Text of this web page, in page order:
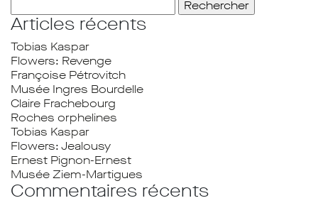
Articles récents
Tobias Kaspar
Flowers: Revenge
Françoise Pétrovitch
Musée Ingres Bourdelle
Claire Frachebourg
Roches orphelines
Tobias Kaspar
Flowers: Jealousy
Ernest Pignon-Ernest
Musée Ziem-Martigues
Commentaires récents